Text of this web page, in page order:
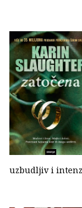
uzbudljiv i